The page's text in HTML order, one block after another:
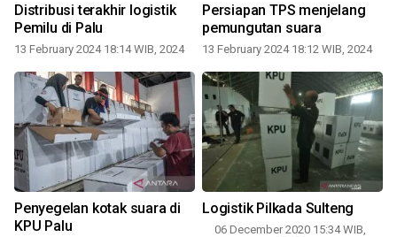
Distribusi terakhir logistik
Pemilu di Palu
13 February 2024 18:14 WIB, 2024
Persiapan TPS menjelang
pemungutan suara
13 February 2024 18:12 WIB, 2024
Penyegelan kotak suara di
KPU Palu
Logistik Pilkada Sulteng
06 December 2020 15:34 WIB,